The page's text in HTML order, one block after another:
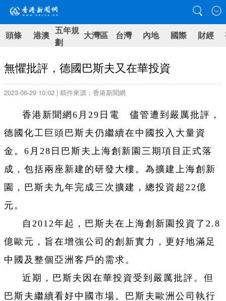
頭條 港澳 五年規
劃
大灣區 台灣 內地 國際 財經
無懼批評，德國巴斯夫又在華投資
2023-06-29 10:02 | 稿件來源：香港新聞網
香港新聞網6月29日電 儘管遭到嚴厲批評，
德國化工巨頭巴斯夫仍繼續在中國投入大量資
金。6月28日巴斯夫上海創新園三期項目正式落
成，包括兩座新建的研發大樓。為擴建上海創新
園，巴斯夫九年完成三次擴建，總投資超22億
元。
自2012年起，巴斯夫在上海創新園投資了2.8
億歐元，旨在增強公司的創新實力，更好地滿足
中國及整個亞洲客戶的需求。
近期，巴斯夫因在華投資受到嚴厲批評。但
巴斯夫繼續看好中國市場。巴斯夫歐洲公司執行